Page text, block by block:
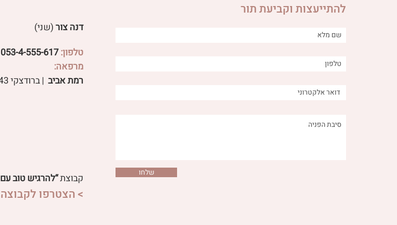
הקשר בין מאכלים מתוקים -
פטריות
דנה צור(שני)
טלפון:053-4-555-617
מרפאה:
רמת אביב | ברודצקי 43, תל אביב​
קבוצת“להרגיש טוב
> הצטרפו
להתייעצות וקביעת תור
שלחו